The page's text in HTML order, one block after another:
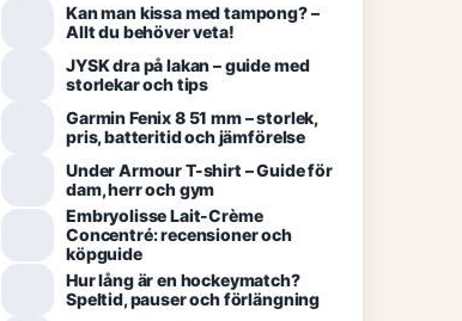
Kan man kissa med tampong? –
Allt du behöver veta!
JYSK dra på lakan – guide med
storlekar och tips
Garmin Fenix 8 51 mm – storlek,
pris, batteritid och jämförelse
Under Armour T-shirt – Guide för
dam, herr och gym
Embryolisse Lait-Crème
Concentré: recensioner och
köpguide
Hur lång är en hockeymatch?
Speltid, pauser och förlängning